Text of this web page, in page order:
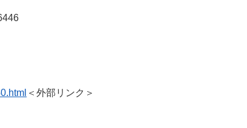
＜外部リンク＞